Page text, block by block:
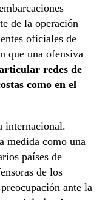
de la operación
oficiales de
que una ofensiva
redes de
como en el
internacional.
medida como una
países de
de los
ante la